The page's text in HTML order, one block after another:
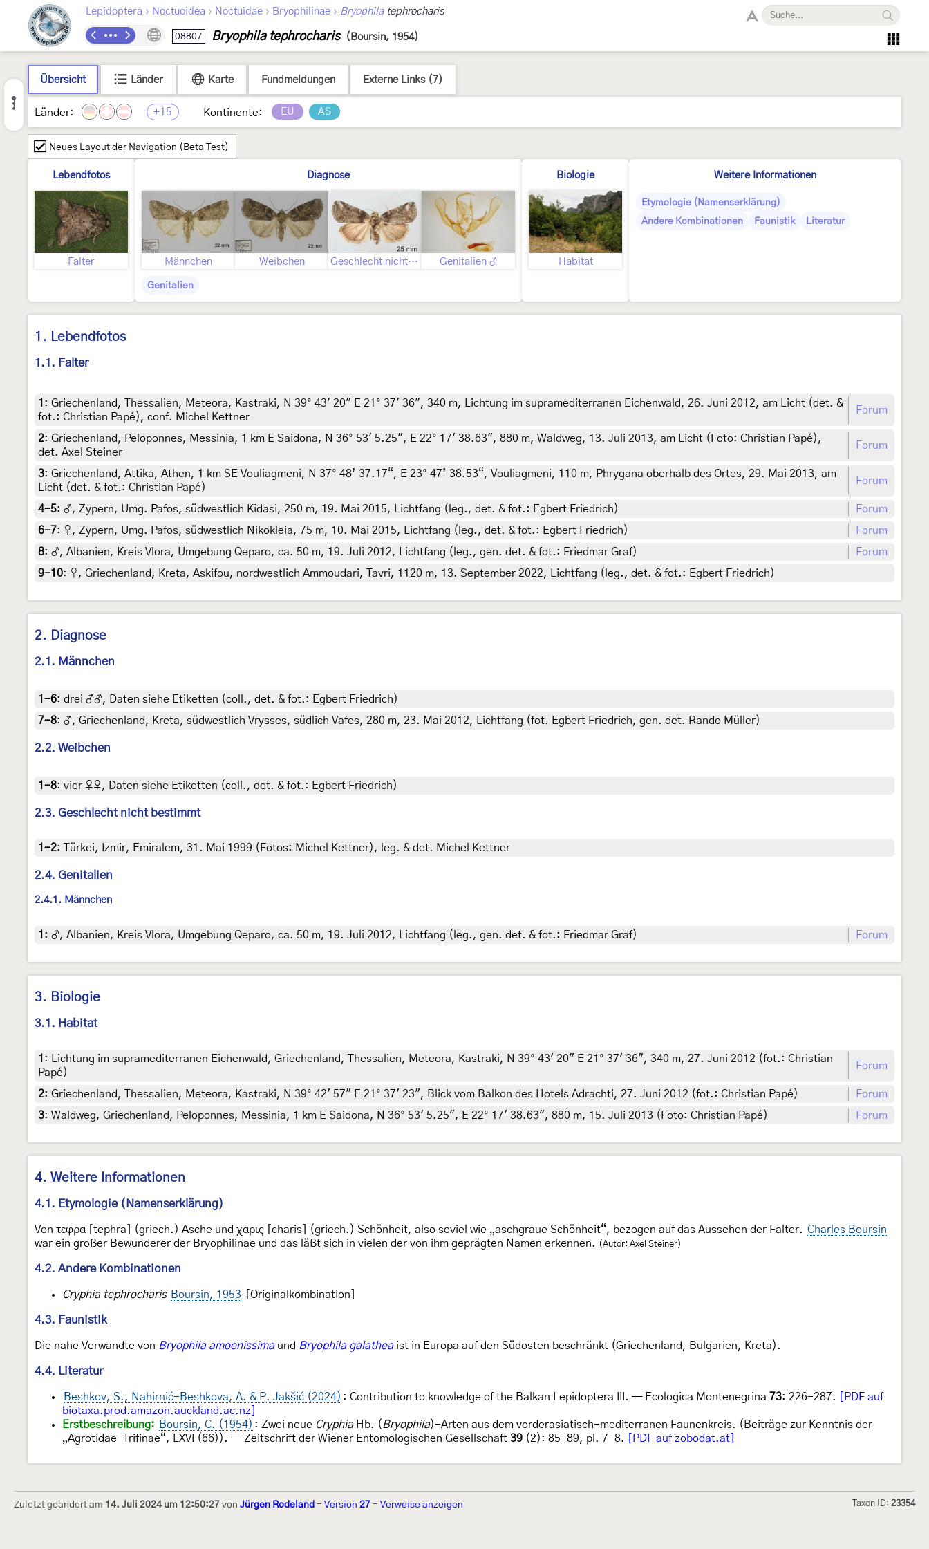
Lepidoptera › Noctuoidea › Noctuidae › Bryophilinae › Bryophilatephrocharis
08807 Bryophila tephrocharis (Boursin, 1954)
Übersicht Länder Karte Fundmeldungen Externe Links (7)
Länder: +15 Kontinente: EU AS
Neues Layout der Navigation (Beta Test)
Lebendfotos
Falter
Diagnose
Männchen Weibchen Geschlecht nicht bestimmt Genitalien ♂
Genitalien
Biologie
Habitat
Weitere Informationen
Etymologie (Namenserklärung)
Andere Kombinationen
Faunistik Literatur
1. Lebendfotos
1.1. Falter
1 : Griechenland, Thessalien, Meteora, Kastraki, N 39° 43' 20" E 21° 37' 36", 340 m, Lichtung im supramediterranen Eichenwald, 26. Juni 2012, am Licht (det. &
fot.: Christian Papé), conf. Michel Kettner
Forum
2: Griechenland, Peloponnes, Messinia, 1 km E Saidona, N 36° 53' 5.25", E 22° 17' 38.63", 880 m, Waldweg, 13. Juli 2013, am Licht (Foto: Christian Papé),
det. Axel Steiner
Forum
3: Griechenland, Attika, Athen, 1 km SE Vouliagmeni, N 37° 48’ 37.17“, E 23° 47’ 38.53“, Vouliagmeni, 110 m, Phrygana oberhalb des Ortes, 29. Mai 2013, am
Licht (det. & fot.: Christian Papé)
Forum
4-5: ♂, Zypern, Umg. Pafos, südwestlich Kidasi, 250 m, 19. Mai 2015, Lichtfang (leg., det. & fot.: Egbert Friedrich)
Forum
6-7: ♀, Zypern, Umg. Pafos, südwestlich Nikokleia, 75 m, 10. Mai 2015, Lichtfang (leg., det. & fot.: Egbert Friedrich)
Forum
8: ♂, Albanien, Kreis Vlora, Umgebung Qeparo, ca. 50 m, 19. Juli 2012, Lichtfang (leg., gen. det. & fot.: Friedmar Graf)
Forum
9-10: ♀, Griechenland, Kreta, Askifou, nordwestlich Ammoudari, Tavri, 1120 m, 13. September 2022, Lichtfang (leg., det. & fot.: Egbert Friedrich)
2. Diagnose
2.1. Männchen
1-6: drei ♂♂, Daten siehe Etiketten (coll., det. & fot.: Egbert Friedrich)
7-8: ♂, Griechenland, Kreta, südwestlich Vrysses, südlich Vafes, 280 m, 23. Mai 2012, Lichtfang (fot. Egbert Friedrich, gen. det. Rando Müller)
2.2. Weibchen
1-8: vier ♀♀, Daten siehe Etiketten (coll., det. & fot.: Egbert Friedrich)
2.3. Geschlecht nicht bestimmt
1-2: Türkei, Izmir, Emiralem, 31. Mai 1999 (Fotos: Michel Kettner), leg. & det. Michel Kettner
2.4. Genitalien
2.4.1. Männchen
1 : ♂, Albanien, Kreis Vlora, Umgebung Qeparo, ca. 50 m, 19. Juli 2012, Lichtfang (leg., gen. det. & fot.: Friedmar Graf) Forum
3. Biologie
3.1. Habitat
1 :
Lichtung im supramediterranen Eichenwald, Griechenland, Thessalien, Meteora, Kastraki, N 39° 43' 20" E 21° 37' 36", 340 m, 27. Juni 2012 (fot.: Christian
Papé)
Forum
2: Griechenland, Thessalien, Meteora, Kastraki, N 39° 42' 57" E 21° 37' 23", Blick vom Balkon des Hotels Adrachti, 27. Juni 2012 (fot.: Christian Papé)
Forum
3: Waldweg, Griechenland, Peloponnes, Messinia, 1 km E Saidona, N 36° 53' 5.25", E 22° 17' 38.63", 880 m, 15. Juli 2013 (Foto: Christian Papé) Forum
4. Weitere Informationen
4.1. Etymologie (Namenserklärung)
Von τεφρα [tephra] (griech.) Asche und χαρις [charis] (griech.) Schönheit, also soviel wie „aschgraue Schönheit“, bezogen auf das Aussehen der Falter. Charles Boursin
war ein großer Bewunderer der Bryophilinae und das läßt sich in vielen der von ihm geprägten Namen erkennen. (Autor: Axel Steiner)
4.2. Andere Kombinationen
Cryphia tephrocharis Boursin, 1953 [Originalkombination]
4.3. Faunistik
Die nahe Verwandte von Bryophila amoenissimaund Bryophila galatheaist in Europa auf den Südosten beschränkt (Griechenland, Bulgarien, Kreta).
4.4. Literatur
Beshkov, S., Nahirnić-Beshkova, A. & P. Jakšić (2024) : Contribution to knowledge of the Balkan Lepidoptera III. — Ecologica Montenegrina 73: 226-287.
[PDF auf
biotaxa.prod.amazon.auckland.ac.nz]
Erstbeschreibung: Boursin, C. (1954) : Zwei neue CryphiaHb. ( Bryophila)-Arten aus dem vorderasiatisch-mediterranen Faunenkreis. (Beiträge zur Kenntnis der
„Agrotidae-Trifinae“, LXVI (66)). — Zeitschrift der Wiener Entomologischen Gesellschaft 39 (2): 85-89, pl. 7-8. [PDF auf zobodat.at]
Zuletzt geändert am 14. Juli 2024 um 12:50:27 von Jürgen Rodeland - Version 27 - Verweise anzeigen Taxon ID: 23354